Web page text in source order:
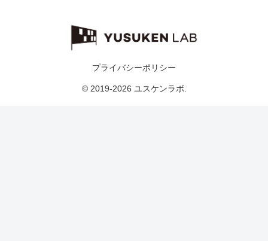
プライバシーポリシー
© 2019-2026 ユスケンラボ.